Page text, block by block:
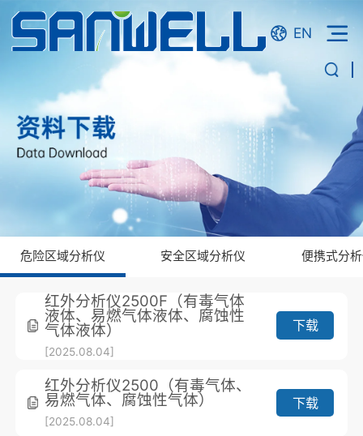
EN
危险区域分析仪 安全区域分析仪 便携式分
红外分析仪2500F（有毒气体
液体、易燃气体液体、腐蚀性
气体液体）
[2025.08.04]
下载
红外分析仪2500（有毒气体、
易燃气体、腐蚀性气体）
[2025.08.04]
下载